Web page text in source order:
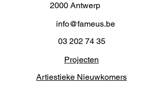
2000 Antwerp
info@fameus.be
03 202 74 35
Projecten
Artiestieke Nieuwkomers